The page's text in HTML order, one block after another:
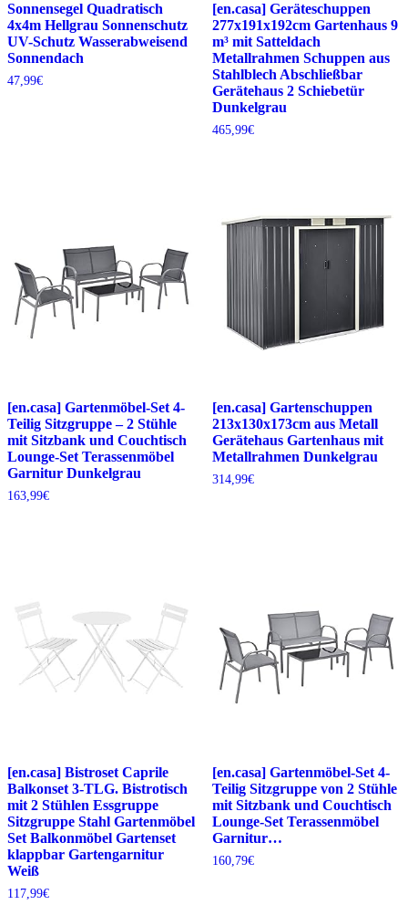
Sonnensegel Quadratisch
4x4m Hellgrau Sonnenschutz
UV-Schutz Wasserabweisend
Sonnendach
47,99€
[en.casa] Geräteschuppen
277x191x192cm Gartenhaus 9
m³ mit Satteldach
Metallrahmen Schuppen aus
Stahlblech Abschließbar
Gerätehaus 2 Schiebetür
Dunkelgrau
465,99€
[en.casa] Gartenmöbel-Set 4-
Teilig Sitzgruppe – 2 Stühle
mit Sitzbank und Couchtisch
Lounge-Set Terassenmöbel
Garnitur Dunkelgrau
163,99€
[en.casa] Gartenschuppen
213x130x173cm aus Metall
Gerätehaus Gartenhaus mit
Metallrahmen Dunkelgrau
314,99€
[en.casa] Bistroset Caprile
Balkonset 3-TLG. Bistrotisch
mit 2 Stühlen Essgruppe
Sitzgruppe Stahl Gartenmöbel
Set Balkonmöbel Gartenset
klappbar Gartengarnitur
Weiß
117,99€
[en.casa] Gartenmöbel-Set 4-
Teilig Sitzgruppe von 2 Stühle
mit Sitzbank und Couchtisch
Lounge-Set Terassenmöbel
Garnitur…
160,79€